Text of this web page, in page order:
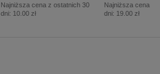
Najniższa cena z ostatnich 30
dni: 10.00 zł
Najniższa cena z
dni: 19.00 zł